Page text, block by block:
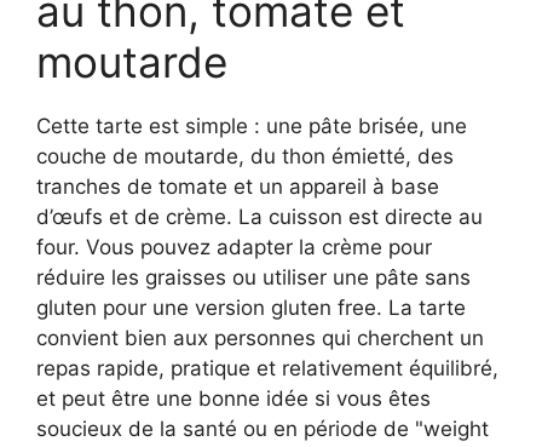
au thon, tomate et
moutarde
Cette tarte est simple : une pâte brisée, une
couche de moutarde, du thon émietté, des
tranches de tomate et un appareil à base
d’œufs et de crème. La cuisson est directe au
four. Vous pouvez adapter la crème pour
réduire les graisses ou utiliser une pâte sans
gluten pour une version gluten free. La tarte
convient bien aux personnes qui cherchent un
repas rapide, pratique et relativement équilibré,
et peut être une bonne idée si vous êtes
soucieux de la santé ou en période de "weight